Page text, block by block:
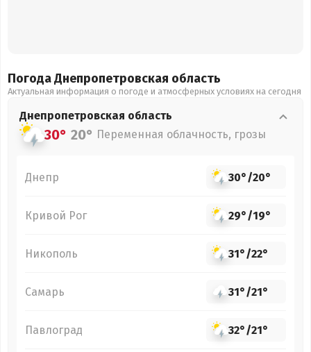
Погода Днепропетровская область
Актуальная информация о погоде и атмосферных условиях на сегодня
Днепропетровская область
30° 20° Переменная облачность, грозы
Днепр 30°/20°
Кривой Рог 29°/19°
Никополь 31°/22°
Самарь 31°/21°
Павлоград 32°/21°